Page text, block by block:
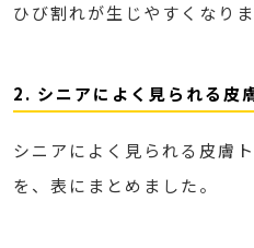
ひび割れが生じやすくなりま
2. シニアによく見られる皮
シニアによく見られる皮膚
を、表にまとめました。